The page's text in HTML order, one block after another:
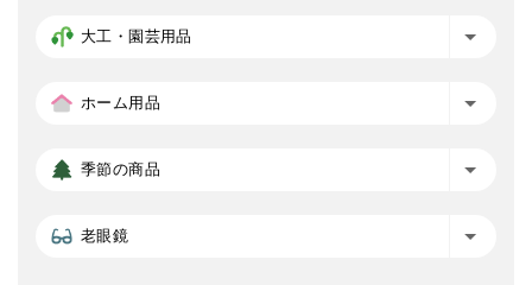
大工・園芸用品
ホーム用品
季節の商品
老眼鏡